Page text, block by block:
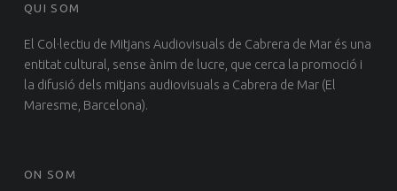
QUI SOM
El Col·lectiu de Mitjans Audiovisuals de Cabrera de Mar és una
entitat cultural, sense ànim de lucre, que cerca la promoció i
la difusió dels mitjans audiovisuals a Cabrera de Mar (El
Maresme, Barcelona).
ON SOM